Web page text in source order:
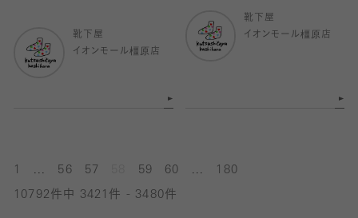
靴下屋
イオンモール橿原店
靴下屋
イオンモール橿原店
56 57 59 60 180
10792件中 3421件 - 3480件